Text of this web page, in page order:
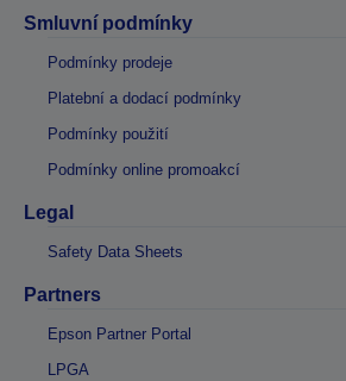
Smluvní podmínky
Podmínky prodeje
Platební a dodací podmínky
Podmínky použití
Podmínky online promoakcí
Legal
Safety Data Sheets
Partners
Epson Partner Portal
LPGA